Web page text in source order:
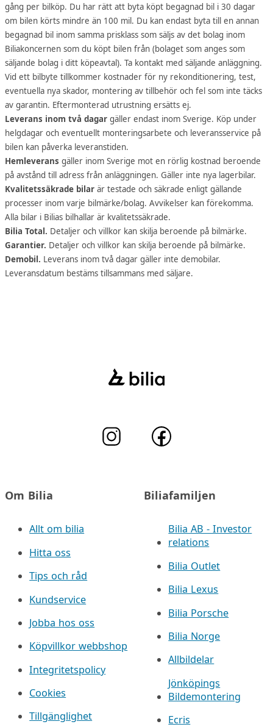
gång per bilköp. Du har rätt att byta köpt begagnad bil i 30 dagar
om bilen körts mindre än 100 mil. Du kan endast byta till en annan
begagnad bil inom samma prisklass som säljs av det bolag inom
Biliakoncernen som du köpt bilen från (bolaget som anges som
säljande bolag i ditt köpeavtal). Ta kontakt med säljande anläggning.
Vid ett bilbyte tillkommer kostnader för ny rekonditionering, test,
eventuella nya skador, montering av tillbehör och fel som inte täcks
av garantin. Eftermonterad utrustning ersätts ej.
Leverans inom två dagar gäller endast inom Sverige. Köp under
helgdagar och eventuellt monteringsarbete och leveransservice på
bilen kan påverka leveranstiden.
Hemleverans gäller inom Sverige mot en rörlig kostnad beroende
på avstånd till adress från anläggningen. Gäller inte nya lagerbilar.
Kvalitetssäkrade bilar är testade och säkrade enligt gällande
processer inom varje bilmärke/bolag. Avvikelser kan förekomma.
Alla bilar i Bilias bilhallar är kvalitetssäkrade.
Bilia Total. Detaljer och villkor kan skilja beroende på bilmärke.
Garantier. Detaljer och villkor kan skilja beroende på bilmärke.
Demobil. Leverans inom två dagar gäller inte demobilar.
Leveransdatum bestäms tillsammans med säljare.
Om Bilia
Allt om bilia
Hitta oss
Tips och råd
Kundservice
Jobba hos oss
Köpvillkor webbshop
Integritetspolicy
Cookies
Tillgänglighet
Biliafamiljen
Bilia AB - Investor
relations
Bilia Outlet
Bilia Lexus
Bilia Porsche
Bilia Norge
Allbildelar
Jönköpings
Bildemontering
Ecris